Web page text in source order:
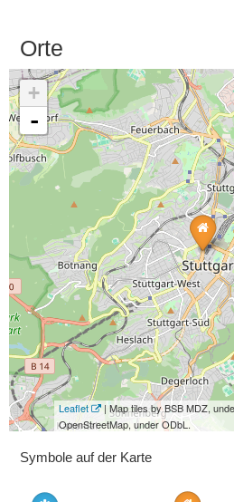
Orte
+
-
Leaflet
| Map tiles by BSB MDZ,
OpenStreetMap, under ODbL.
Symbole auf der Karte